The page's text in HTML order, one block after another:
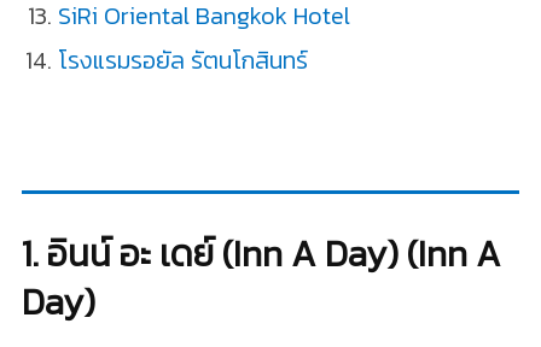
SiRi Oriental Bangkok Hotel
โรงแรมรอยัล รัตนโกสินทร์
1. อินน์ อะ เดย์ (Inn A Day) (Inn A
Day)